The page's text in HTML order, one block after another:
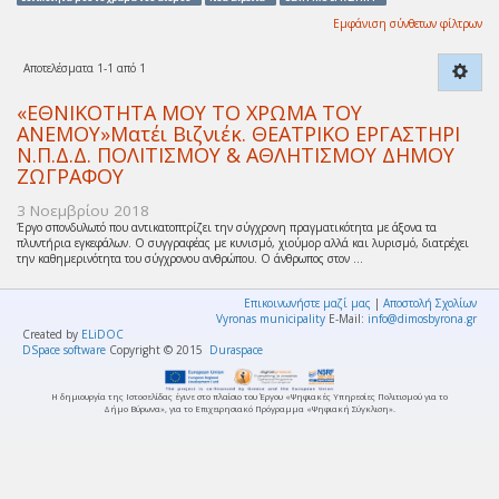
Εμφάνιση σύνθετων φίλτρων
Αποτελέσματα 1-1 από 1
«ΕΘΝΙΚΟΤΗΤΑ ΜΟΥ ΤΟ ΧΡΩΜΑ ΤΟΥ
ΑΝΕΜΟΥ»Ματέι Βιζνιέκ. ΘΕΑΤΡΙΚΟ ΕΡΓΑΣΤΗΡΙ
Ν.Π.Δ.Δ. ΠΟΛΙΤΙΣΜΟΥ & ΑΘΛΗΤΙΣΜΟΥ ΔΗΜΟΥ
ΖΩΓΡΑΦΟΥ
3 Νοεμβρίου 2018
Έργο σπονδυλωτό που αντικατοπτρίζει την σύγχρονη πραγματικότητα με άξονα τα
πλυντήρια εγκεφάλων. Ο συγγραφέας με κυνισμό, χιούμορ αλλά και λυρισμό, διατρέχει
την καθημερινότητα του σύγχρονου ανθρώπου. Ο άνθρωπος στον ...
Επικοινωνήστε μαζί μας | Αποστολή Σχολίων
Vyronas municipality E-Mail: info@dimosbyrona.gr
Created by ELiDOC
DSpace software Copyright © 2015 Duraspace
Η δημιουργία της Ιστοσελίδας έγινε στο πλαίσιο του Έργου «Ψηφιακές Υπηρεσίες Πολιτισμού για το
Δήμο Βύρωνα», για το Επιχειρησιακό Πρόγραμμα «Ψηφιακή Σύγκλιση».